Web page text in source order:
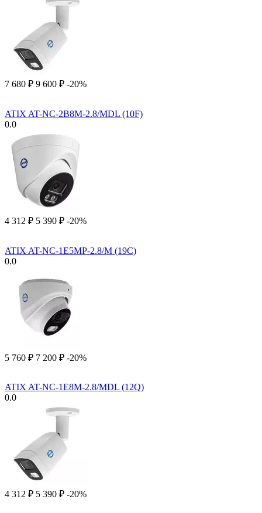
7 680 ₽ 9 600 ₽ -20%
ATIX AT-NC-2B8M-2.8/MDL (10F)
0.0
4 312 ₽ 5 390 ₽ -20%
ATIX AT-NC-1E5MP-2.8/M (19C)
0.0
5 760 ₽ 7 200 ₽ -20%
ATIX AT-NC-1E8M-2.8/MDL (12Q)
0.0
4 312 ₽ 5 390 ₽ -20%